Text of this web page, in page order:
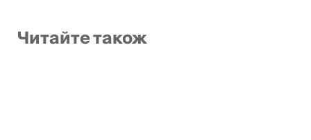
Читайте також